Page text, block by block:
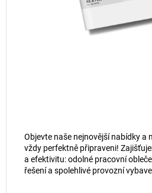
Objevte naše nejnovější nabídky a
vždy perfektně připraveni!
a efektivitu: odolné pracovní
řešení a spolehlivé provozní